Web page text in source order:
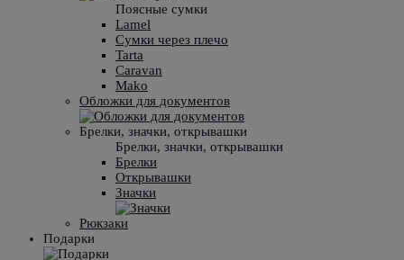
Поясные сумки
Lamel
Сумки через плечо
Tarta
Caravan
Mako
Обложки для документов
Брелки, значки, открывашки
Брелки, значки, открывашки
Брелки
Открывашки
Значки
Рюкзаки
Подарки